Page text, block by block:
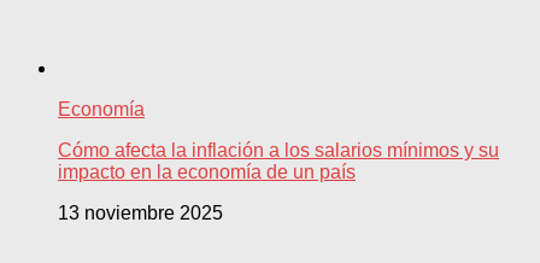
Economía
Cómo afecta la inflación a los salarios mínimos y su
impacto en la economía de un país
13 noviembre 2025